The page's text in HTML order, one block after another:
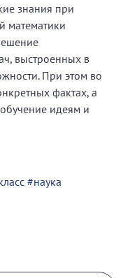
знания при
математики
выстроенных в
При этом во
фактах, а
идеям и
#наука